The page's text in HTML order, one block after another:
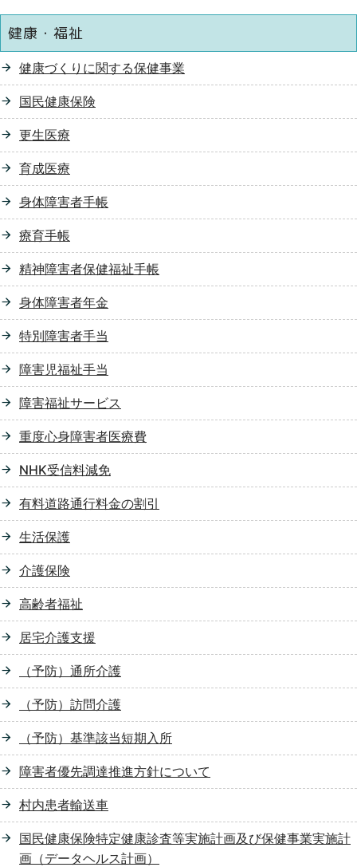
健康・福祉
健康づくりに関する保健事業
国民健康保険
更生医療
育成医療
身体障害者手帳
療育手帳
精神障害者保健福祉手帳
身体障害者年金
特別障害者手当
障害児福祉手当
障害福祉サービス
重度心身障害者医療費
NHK受信料減免
有料道路通行料金の割引
生活保護
介護保険
高齢者福祉
居宅介護支援
（予防）通所介護
（予防）訪問介護
（予防）基準該当短期入所
障害者優先調達推進方針について
村内患者輸送車
国民健康保険特定健康診査等実施計画及び保健事業実施計
画（データヘルス計画）